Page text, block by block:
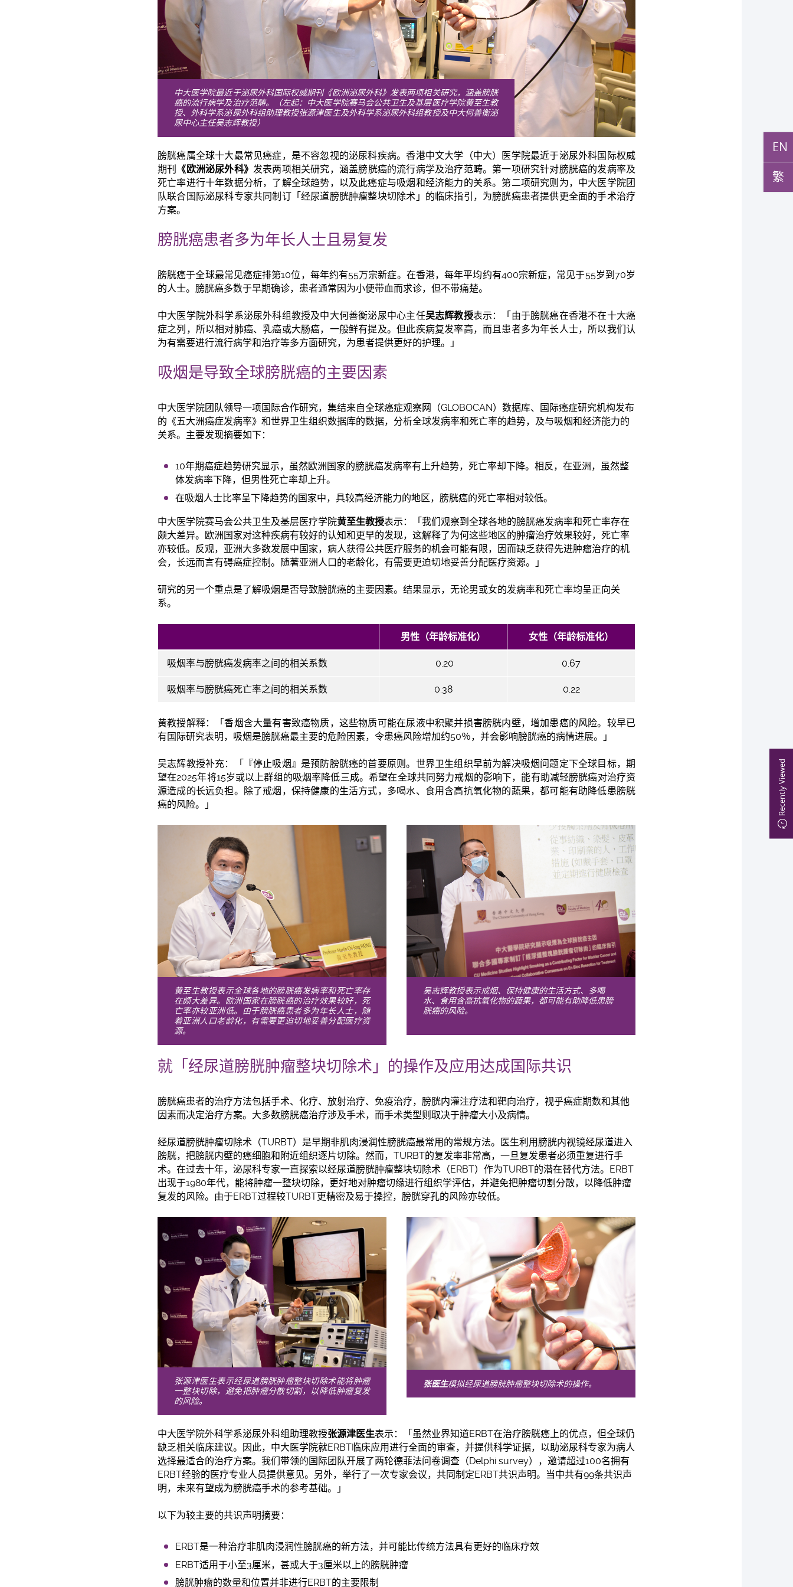
Recently Viewed
EN
繁
中大医学院最近于泌尿外科国际权威期刊《欧洲泌尿外科》发表两项相关研究，涵盖膀胱
癌的流行病学及治疗范畴。（左起：中大医学院赛马会公共卫生及基层医疗学院黄至生教
授、外科学系泌尿外科组助理教授张源津医生及外科学系泌尿外科组教授及中大何善衡泌
尿中心主任吴志辉教授）
膀胱癌属全球十大最常见癌症，是不容忽视的泌尿科疾病。香港中文大学（中大）医学院最近于泌尿外科国际权威
期刊
《欧洲泌尿外科》发表两项相关研究，涵盖膀胱癌的流行病学及治疗范畴。第一项研究针对膀胱癌的发病率及
死亡率进行十年数据分析，了解全球趋势，以及此癌症与吸烟和经济能力的关系。第二项研究则为，中大医学院团
队联合国际泌尿科专家共同制订「经尿道膀胱肿瘤整块切除术」的临床指引，为膀胱癌患者提供更全面的手术治疗
方案。
膀胱癌患者多为年长人士且易复发
膀胱癌于全球最常见癌症排第10位，每年约有55万宗新症。在香港，每年平均约有400宗新症，常见于55岁到70岁
的人士。膀胱癌多数于早期确诊，患者通常因为小便带血而求诊，但不带痛楚。
中大医学院外科学系泌尿外科组教授及中大何善衡泌尿中心主任吴志辉教授表示：「由于膀胱癌在香港不在十大癌
症之列，所以相对肺癌、乳癌或大肠癌，一般鲜有提及。但此疾病复发率高，而且患者多为年长人士，所以我们认
为有需要进行流行病学和治疗等多方面研究，为患者提供更好的护理。」
吸烟是导致全球膀胱癌的主要因素
中大医学院团队领导一项国际合作研究，集结来自全球癌症观察网（GLOBOCAN）数据库、国际癌症研究机构发布
的《五大洲癌症发病率》和世界卫生组织数据库的数据，分析全球发病率和死亡率的趋势，及与吸烟和经济能力的
关系。主要发现摘要如下：
10年期癌症趋势研究显示，虽然欧洲国家的膀胱癌发病率有上升趋势，死亡率却下降。相反，在亚洲，虽然整
体发病率下降，但男性死亡率却上升。
在吸烟人士比率呈下降趋势的国家中，具较高经济能力的地区，膀胱癌的死亡率相对较低。
中大医学院赛马会公共卫生及基层医疗学院黄至生教授表示：「我们观察到全球各地的膀胱癌发病率和死亡率存在
颇大差异。欧洲国家对这种疾病有较好的认知和更早的发现，这解释了为何这些地区的肿瘤治疗效果较好，死亡率
亦较低。反观，亚洲大多数发展中国家，病人获得公共医疗服务的机会可能有限，因而缺乏获得先进肿瘤治疗的机
会，长远而言有碍癌症控制。随著亚洲人口的老龄化，有需要更迫切地妥善分配医疗资源。」
研究的另一个重点是了解吸烟是否导致膀胱癌的主要因素。结果显示，无论男或女的发病率和死亡率均呈正向关
系。
男性（年龄标准化） 女性（年龄标准化）
吸烟率与膀胱癌发病率之间的相关系数 0.20 0.67
吸烟率与膀胱癌死亡率之间的相关系数 0.38 0.22
黄教授解释：「香烟含大量有害致癌物质，这些物质可能在尿液中积聚并损害膀胱内壁，增加患癌的风险。较早已
有国际研究表明，吸烟是膀胱癌最主要的危险因素，令患癌风险增加约50％，并会影响膀胱癌的病情进展。」
吴志辉教授补充：「『停止吸烟』是预防膀胱癌的首要原则。世界卫生组织早前为解决吸烟问题定下全球目标，期
望在2025年将15岁或以上群组的吸烟率降低三成。希望在全球共同努力戒烟的影响下，能有助减轻膀胱癌对治疗资
源造成的长远负担。除了戒烟，保持健康的生活方式，多喝水、食用含高抗氧化物的蔬果，都可能有助降低患膀胱
癌的风险。」
黄至生教授表示全球各地的膀胱癌发病率和死亡率存
在颇大差异。欧洲国家在膀胱癌的治疗效果较好，死
亡率亦较亚洲低。由于膀胱癌患者多为年长人士，随
着亚洲人口老龄化，有需要更迫切地妥善分配医疗资
源。
吴志辉教授表示戒烟、保持健康的生活方式、多喝
水、食用含高抗氧化物的蔬果，都可能有助降低患膀
胱癌的风险。
就「经尿道膀胱肿瘤整块切除术」的操作及应用达成国际共识
膀胱癌患者的治疗方法包括手术、化疗、放射治疗、免疫治疗，膀胱内灌注疗法和靶向治疗，视乎癌症期数和其他
因素而决定治疗方案。大多数膀胱癌治疗涉及手术，而手术类型则取决于肿瘤大小及病情。
经尿道膀胱肿瘤切除术（TURBT）是早期非肌肉浸润性膀胱癌最常用的常规方法。医生利用膀胱内视镜经尿道进入
膀胱，把膀胱内壁的癌细胞和附近组织逐片切除。然而，TURBT的复发率非常高，一旦复发患者必须重复进行手
术。在过去十年，泌尿科专家一直探索以经尿道膀胱肿瘤整块切除术（ERBT）作为TURBT的潜在替代方法。ERBT
出现于1980年代，能将肿瘤一整块切除，更好地对肿瘤切缘进行组织学评估，并避免把肿瘤切割分散，以降低肿瘤
复发的风险。由于ERBT过程较TURBT更精密及易于操控，膀胱穿孔的风险亦较低。
张源津医生表示经尿道膀胱肿瘤整块切除术能将肿瘤
一整块切除，避免把肿瘤分散切割，以降低肿瘤复发
的风险。
张医生模拟经尿道膀胱肿瘤整块切除术的操作。
中大医学院外科学系泌尿外科组助理教授张源津医生表示：「虽然业界知道ERBT在治疗膀胱癌上的优点，但全球仍
缺乏相关临床建议。因此，中大医学院就ERBT临床应用进行全面的审查，并提供科学证据，以助泌尿科专家为病人
选择最适合的治疗方案。我们带领的国际团队开展了两轮德菲法问卷调查（Delphi survey），邀请超过100名拥有
ERBT经验的医疗专业人员提供意见。另外，举行了一次专家会议，共同制定ERBT共识声明。当中共有99条共识声
明，未来有望成为膀胱癌手术的参考基础。」
以下为较主要的共识声明摘要：
ERBT是一种治疗非肌肉浸润性膀胱癌的新方法，并可能比传统方法具有更好的临床疗效
ERBT适用于小至3厘米，甚或大于3厘米以上的膀胱肿瘤
膀胱肿瘤的数量和位置并非进行ERBT的主要限制